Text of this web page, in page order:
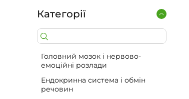
Категорії
Головний мозок і нервово-
емоційні розлади
Ендокринна система і обмін
речовин